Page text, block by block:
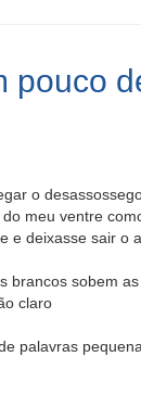
pouco
o
meu ventre
e deixasse sair o
brancos sobem
claro
palavras